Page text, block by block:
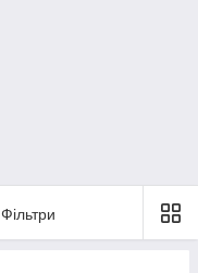
Фільтри